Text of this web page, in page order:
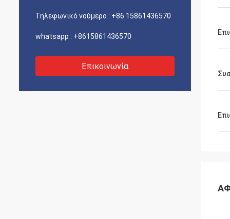
Τηλεφωνικό νούμερο : +86 15861436570
whatsapp : +8615861436570
Επικοινωνία